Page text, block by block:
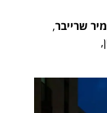
שרייבר,